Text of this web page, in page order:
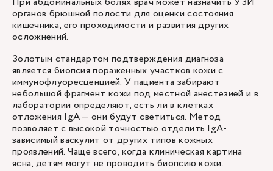
органов брюшной полости для оценки состояния
кишечника, его проходимости и развития других
осложнений.
Золотым стандартом подтверждения диагноза
является биопсия пораженных участков кожи с
иммунофлуоресценцией. У пациента забирают
небольшой фрагмент кожи под местной анестезией и в
лаборатории определяют, есть ли в клетках
отложения IgA — они будут светиться. Метод
позволяет с высокой точностью отделить IgA-
зависимый васкулит от других типов кожных
проявлений. Чаще всего, когда клиническая картина
ясна, детям могут не проводить биопсию кожи.